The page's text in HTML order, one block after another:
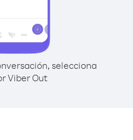
selecciona
Viber Out